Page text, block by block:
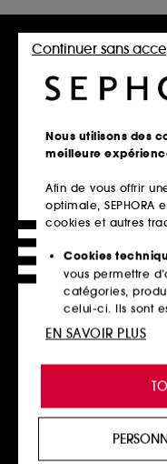
Wood Sage & Sea Salt
Gel Moussant
69,00€
/100ml
Boss The Collection
Cologne
Nous utilisons des
meilleure
Afin de vous offrir
optimale, SEPHORA
cookies et autres
Cookies
vous permettre
catégories,
celui-ci. Ils sont
technique du site
de vous offrir
personnalisée
produits, des
proposer des
Continuer sans
EN SAVOIR PLUS